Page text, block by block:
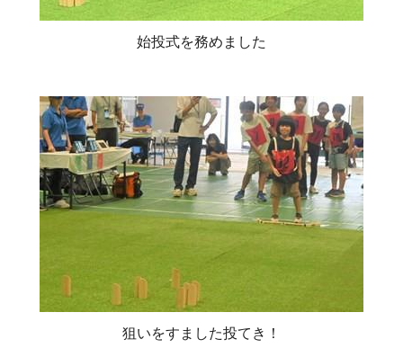
始投式を務めました
狙いをすました投てき！